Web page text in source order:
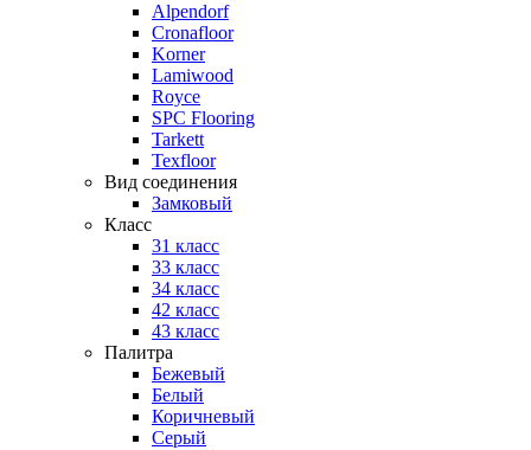
Alpendorf
Cronafloor
Korner
Lamiwood
Royce
SPC Flooring
Tarkett
Texfloor
Вид соединения
Замковый
Класс
31 класс
33 класс
34 класс
42 класс
43 класс
Палитра
Бежевый
Белый
Коричневый
Серый